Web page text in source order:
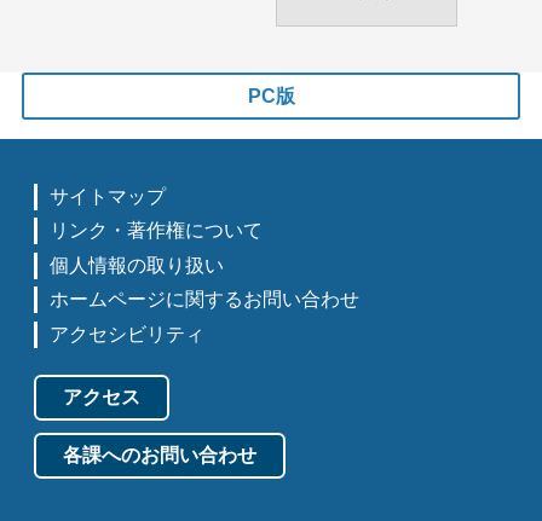
PC版
サイトマップ
リンク・著作権について
個人情報の取り扱い
ホームページに関するお問い合わせ
アクセシビリティ
アクセス
各課へのお問い合わせ